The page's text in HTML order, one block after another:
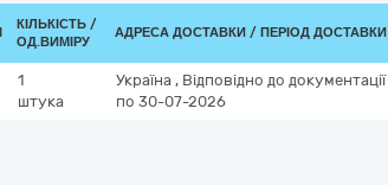
КІЛЬКІСТЬ /
ОД.ВИМІРУ
АДРЕСА ДОСТАВКИ / ПЕРІОД ДОСТАВКИ
1
штука
Україна , Відповідно до документації
по 30-07-2026